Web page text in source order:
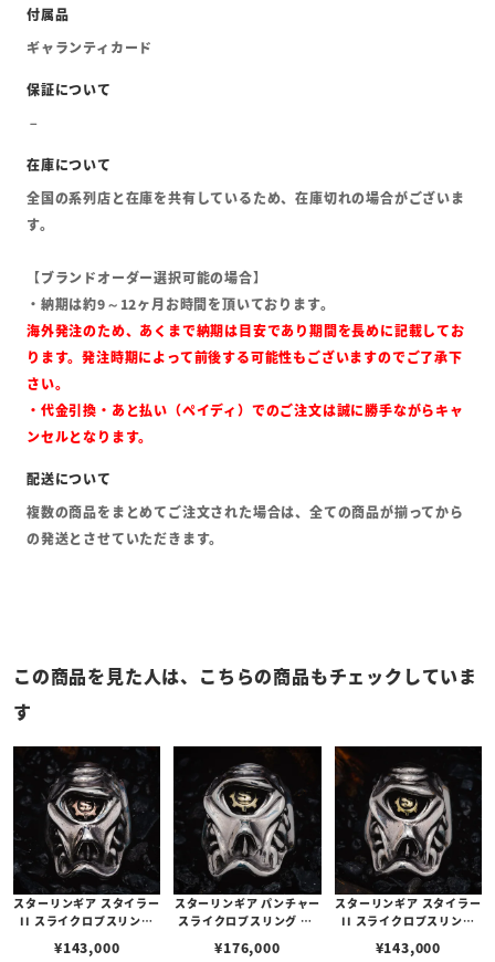
ギャランティカード
全国の系列店と在庫を共有しているため、在庫切れの場合がございま
す。
【ブランドオーダー選択可能の場合】
・納期は約9～12ヶ月お時間を頂いております。
海外発注のため、あくまで納期は目安であり期間を長めに記載してお
ります。発注時期によって前後する可能性もございますのでご了承下
さい。
・代金引換・あと払い（ペイディ）でのご注文は誠に勝手ながらキャ
ンセルとなります。
複数の商品をまとめてご注文された場合は、全ての商品が揃ってから
の発送とさせていただきます。
この商品を見た人は、こちらの商品もチェックしていま
す
スターリンギア スタイラー
II スライクロプスリング
¥143,000
スターリンギア パンチャー
スライクロプスリング w/
¥176,000
スターリンギア スタイラー
II スライクロプスリング
¥143,000